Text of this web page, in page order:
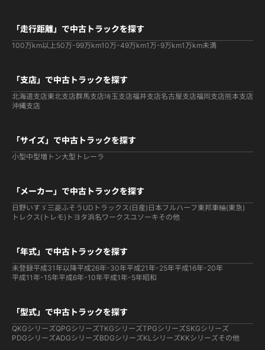
「走行距離」で中古トラックを探す
100万km以上50万-99万km10万-49万km1万-9万km1万km未満
「支店」で中古トラックを探す
北海道支店東北支店群馬支店埼玉支店福井支店名古屋支店福岡支店熊本支店
沖縄支店
「サイズ」で中古トラックを探す
小型中型増トン大型 トレーラ
「メーカー」で中古トラックを探す
日野いすゞ 三菱ふそう UDトラックス(日産) 日本フルハーフ 東邦車輛(東急)
トレクス(トレモ) トヨタ浜名ワークスユソーキその他
「年式」で中古トラックを探す
未登録平成31年以降平成26年-30年平成21年-25年平成16年-20年
平成11年-15年平成6年-10年平成1年-5年昭和
「型式」で中古トラックを探す
QKGシリーズQPGシリーズTKGシリーズTPGシリーズSKGシリーズ
PDGシリーズADGシリーズBDGシリーズKLシリーズKKシリーズその他